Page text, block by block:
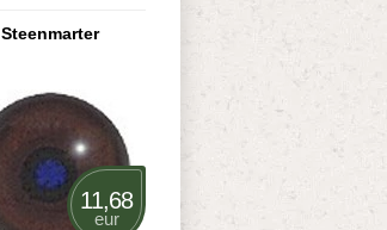
Steenmarter
11,68
eur